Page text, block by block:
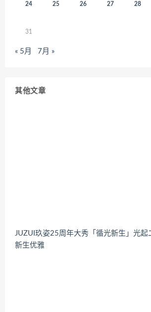
24 25 26 27 28
31
« 5月 7月 »
其他文章
JUZUI玖姿25周年大秀「循光新生」光起
新生优雅